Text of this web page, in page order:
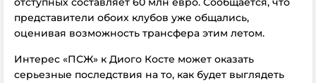
представители обоих клубов уже общались,
оценивая возможность трансфера этим летом.
Интерес «ПСЖ» к Диого Косте может оказать
серьезные последствия на то, как будет выглядеть